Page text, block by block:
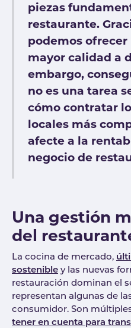
piezas
restaurante.
podemos ofrecer
mayor calidad a
embargo,
no es una tarea
cómo contratar
locales más
afecte a la
negocio de
Una gestión
del
La cocina de mercado,
sostenible y las nuevas
restauración dominan el
representan algunas de
consumidor. Son
tener en cuenta para